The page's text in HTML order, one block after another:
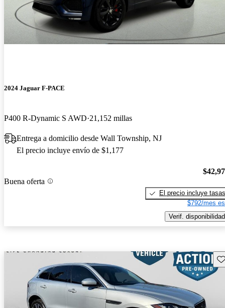
2024 Jaguar F-PACE
P400 R-Dynamic S AWD 21,152 millas
Entrega a domicilio desde Wall Township, NJ
El precio incluye envío de $1,177
Buena oferta
El precio incluye tasas
$792/mes
Verif. disponibilidad